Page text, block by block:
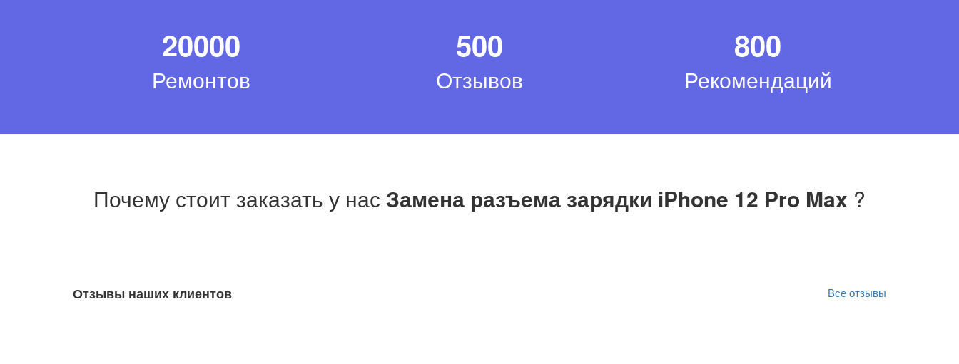
20000
Ремонтов
500
Отзывов
800
Рекомендаций
Почему стоит заказать у нас Замена разъема зарядки iPhone 12 Pro Max ?
Отзывы наших клиентов Все отзывы